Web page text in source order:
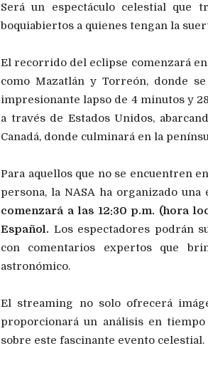
Será un espectáculo celestial que
boquiabiertos a quienes tengan la
El recorrido del eclipse comenzará
como Mazatlán y Torreón, donde
impresionante lapso de 4 minutos y
a través de Estados Unidos,
Canadá, donde culminará en la
Para aquellos que no se encuentren
persona, la NASA ha organizado
comenzará a las 12:30 p.m. (hora
Español. Los espectadores podrán
con comentarios expertos que
astronómico.
El streaming no solo ofrecerá
proporcionará un análisis en
sobre este fascinante evento celestial.